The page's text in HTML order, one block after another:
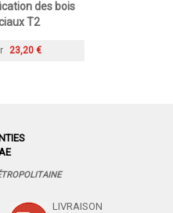
des bois
T2
23,20 €
LIVRAISON